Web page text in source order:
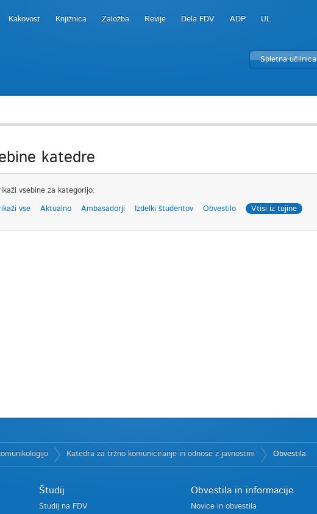
Kakovost Knjižnica Založba Revije Dela FDV ADP UL
Spletna učilnica
katedre
vsebine za kategorijo:
vse Aktualno Ambasadorji Izdelki študentov Obvestilo Vtisi iz tujine
Katedra za tržno komuniciranje in odnose z javnostmi Obvestila
Študij
Študij na FDV
Obvestila in informacije
Novice in obvestila